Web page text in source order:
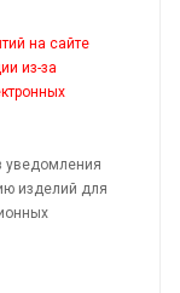
на сайте
из-за
уведомления
изделий для